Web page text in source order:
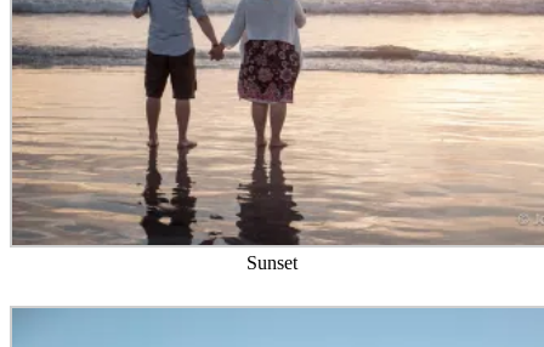
Sunset